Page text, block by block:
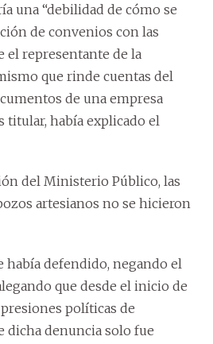
una “debilidad de cómo se
de convenios con las
el representante de la
que rinde cuentas del
de una empresa
titular, había explicado el
del Ministerio Público, las
artesianos no se hicieron
había defendido, negando el
que desde el inicio de
políticas de
dicha denuncia solo fue